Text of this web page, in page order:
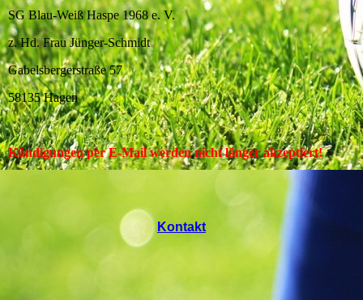
SG Blau-Weiß Haspe 1968 e. V.
z. Hd. Frau Jünger-Schmidt
Gabelsbergerstraße 57
58135 Hagen
Kündigungen per E-Mail werden nicht länger akzeptiert!
Kontakt